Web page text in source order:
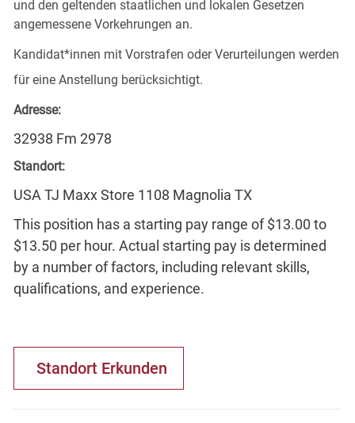
und den geltenden staatlichen und lokalen Gesetzen
angemessene Vorkehrungen an.
Kandidat*innen mit Vorstrafen oder Verurteilungen werden
für eine Anstellung berücksichtigt.
Adresse:
32938 Fm 2978
Standort:
USA TJ Maxx Store 1108 Magnolia TX
This position has a starting pay range of $13.00 to
$13.50 per hour. Actual starting pay is determined
by a number of factors, including relevant skills,
qualifications, and experience.
Standort Erkunden